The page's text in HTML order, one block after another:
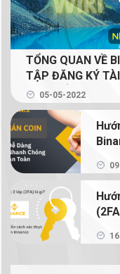
Binance
với Binance P2P
Mua
Limit và lệnh Market
crypto với Binance
Margin
trên Binance
Hướng
Futures
NFT là
TỔNG QUAN VỀ
TẬP ĐĂNG KÝ
MỚI (GIẢM 20%
NGƯỜI ĐỌC)
05-05-2022